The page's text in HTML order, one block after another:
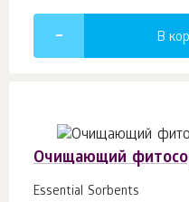
В
Очищающий
Essential Sorbents